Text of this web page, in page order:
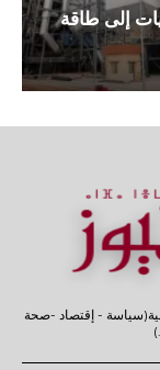
إلى طاقة
- إقتصاد -صحة